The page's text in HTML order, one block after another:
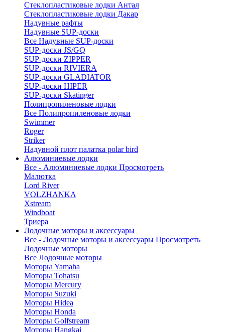
Стеклопластиковые лодки Антал
Стеклопластиковые лодки Дакар
Надувные рафты
Надувные SUP-доски
Все Надувные SUP-доски
SUP-доски JS/GQ
SUP-доски ZIPPER
SUP-доски RIVIERA
SUP-доски GLADIATOR
SUP-доски HIPER
SUP-доски Skatinger
Полипропиленовые лодки
Все Полипропиленовые лодки
Swimmer
Roger
Striker
Надувной плот палатка polar bird
Алюминиевые лодки
Все - Алюминиевые лодки Просмотреть
Малютка
Lord River
VOLZHANKA
Xstream
Windboat
Триера
Лодочные моторы и аксессуары
Все - Лодочные моторы и аксессуары Просмотреть
Лодочные моторы
Все Лодочные моторы
Моторы Yamaha
Моторы Tohatsu
Моторы Mercury
Моторы Suzuki
Моторы Hidea
Моторы Honda
Моторы Golfstream
Моторы Hangkai